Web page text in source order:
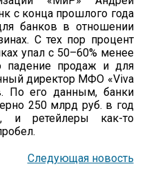
с конца прошлого года
банков в отношении
С тех пор процент
упал с 50–60% менее
падение продаж и для
директор МФО «Viva
По его данным, банки
250 млрд руб. в год
и ретейлеры как-то
Следующая новость